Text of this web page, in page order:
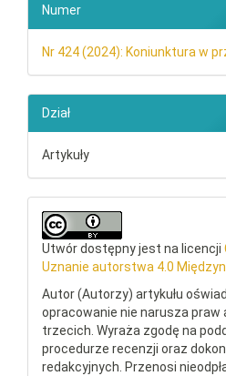
Numer
Nr 424 (2024): Koniunktura w
Dział
Artykuły
Utwór dostępny jest na licencji
Uznanie autorstwa 4.0
Autor (Autorzy) artykułu
opracowanie nie narusza praw
trzecich. Wyraża zgodę na
procedurze recenzji oraz
redakcyjnych. Przenosi